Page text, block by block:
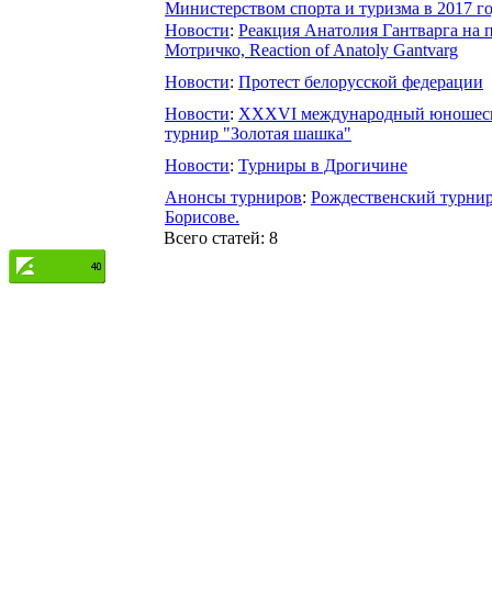
Министерством спорта и туризма в 2017
Новости: Реакция Анатолия Гантварга на
Мотричко, Reaction оf Anatoly Gantvarg
Новости: Протест белорусской федерации
Новости: XXXVІ международный
турнир "Золотая шашка"
Новости: Турниры в Дрогичине
Анонсы турниров: Рождественский
Борисове.
Всего статей: 8